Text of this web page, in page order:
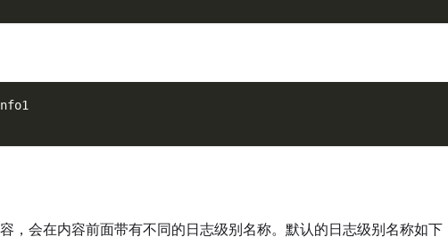
，会在内容前面带有不同的日志级别名称。默认的日志级别名称如下